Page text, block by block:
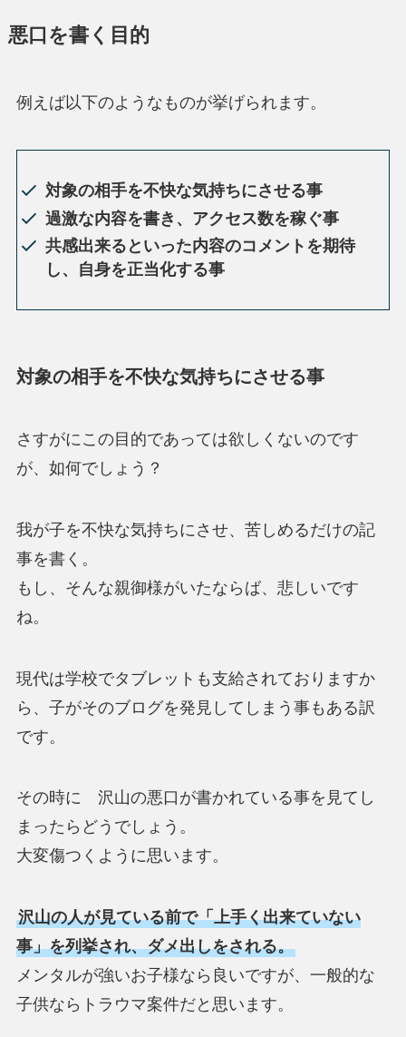
悪口を書く目的
例えば以下のようなものが挙げられます。
対象の相手を不快な気持ちにさせる事
過激な内容を書き、アクセス数を稼ぐ事
共感出来るといった内容のコメントを期待
し、自身を正当化する事
対象の相手を不快な気持ちにさせる事
さすがにこの目的であっては欲しくないのです
が、如何でしょう？
我が子を不快な気持ちにさせ、苦しめるだけの記
事を書く。
もし、そんな親御様がいたならば、悲しいです
ね。
現代は学校でタブレットも支給されておりますか
ら、子がそのブログを発見してしまう事もある訳
です。
その時に 沢山の悪口が書かれている事を見てし
まったらどうでしょう。
大変傷つくように思います。
沢山の人が見ている前で「上手く出来ていない
事」を列挙され、ダメ出しをされる。
メンタルが強いお子様なら良いですが、一般的な
子供ならトラウマ案件だと思います。